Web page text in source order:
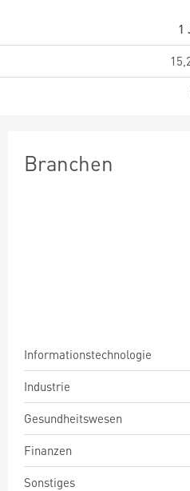
1
Branchen
Informationstechnologie
Industrie
Gesundheitswesen
Finanzen
Sonstiges